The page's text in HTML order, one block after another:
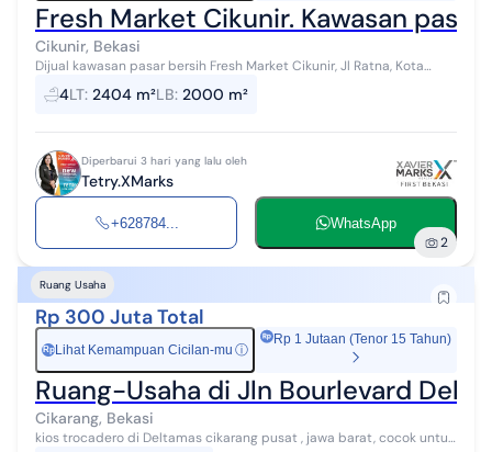
Fresh Market Cikunir. Kawasan
Cikunir, Bekasi
Dijual kawasan pasar bersih Fresh Market Cikunir, Jl Ratna, Kota
Bekasi Lokasi sangat strategis, dikelilingi komplek perumahan padat
penduduk. Ban...
4LT: 2404 m²LB: 2000 m²
Diperbarui 3 hari yang lalu oleh
Tetry.XMarks
+628784... WhatsApp
2
Ruang Usaha
Rp 300 Juta Total
Rp Lihat Kemampuan Cicilan-mu ⓘ
Rp 1 Jutaan (Tenor 15 Tahun)
Ruang-Usaha di Jln Bourlevard
Cikarang, Bekasi
kios trocadero di Deltamas cikarang pusat , jawa barat, cocok untuk